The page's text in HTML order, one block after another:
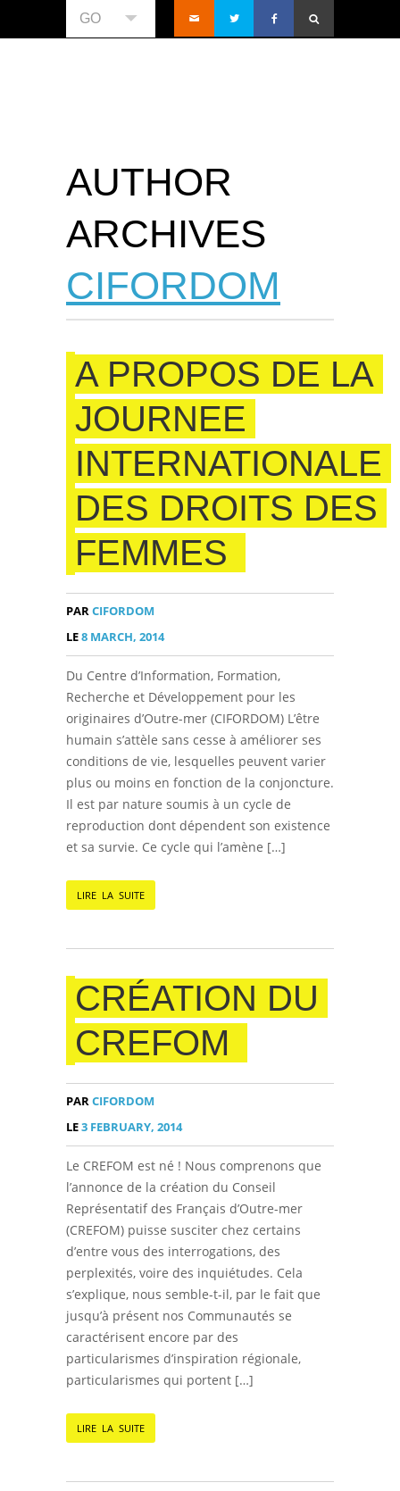
GO
AUTHOR
ARCHIVES
CIFORDOM
A PROPOS DE LA
JOURNEE
INTERNATIONALE
DES DROITS DES
FEMMES
PARCIFORDOM
LE8 MARCH, 2014
Du Centre d’Information, Formation,
Recherche et Développement pour les
originaires d’Outre-mer (CIFORDOM) L’être
humain s’attèle sans cesse à améliorer ses
conditions de vie, lesquelles peuvent varier
plus ou moins en fonction de la conjoncture.
Il est par nature soumis à un cycle de
reproduction dont dépendent son existence
et sa survie. Ce cycle qui l’amène […]
LIRE LA SUITE
CRÉATION DU
CREFOM
PARCIFORDOM
LE3 FEBRUARY, 2014
Le CREFOM est né ! Nous comprenons que
l’annonce de la création du Conseil
Représentatif des Français d’Outre-mer
(CREFOM) puisse susciter chez certains
d’entre vous des interrogations, des
perplexités, voire des inquiétudes. Cela
s’explique, nous semble-t-il, par le fait que
jusqu’à présent nos Communautés se
caractérisent encore par des
particularismes d’inspiration régionale,
particularismes qui portent […]
LIRE LA SUITE